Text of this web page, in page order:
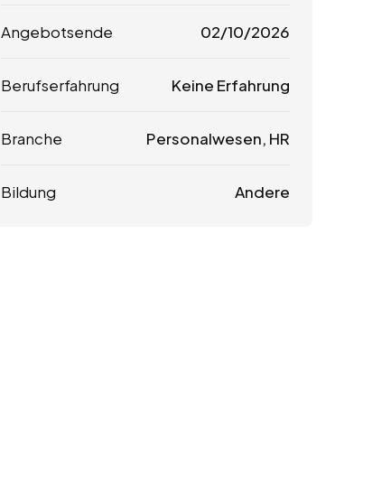
Angebotsende 02/10/2026
Berufserfahrung Keine Erfahrung
Branche Personalwesen, HR
Bildung Andere